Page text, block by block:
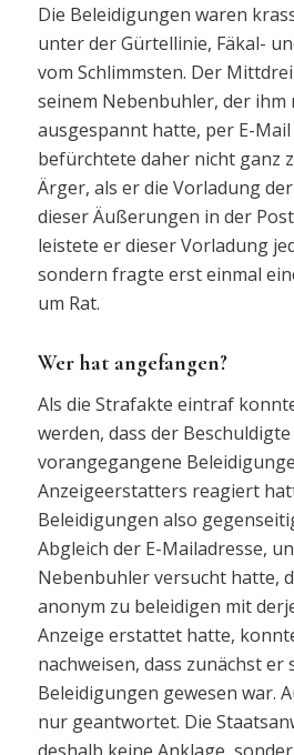
Die Beleidigungen waren
unter der Gürtellinie, Fäkal-
vom Schlimmsten. Der
seinem Nebenbuhler, der ihm
ausgespannt hatte, per E-Mail
befürchtete daher nicht ganz
Ärger, als er die Vorladung
dieser Äußerungen in der
leistete er dieser Vorladung
sondern fragte erst einmal
um Rat.
Wer hat angefangen?
Als die Strafakte eintraf
werden, dass der
vorangegangene
Anzeigeerstatters reagiert
Beleidigungen also
Abgleich der E-Mailadresse,
Nebenbuhler versucht hatte,
anonym zu beleidigen mit
Anzeige erstattet hatte,
nachweisen, dass zunächst er
Beleidigungen gewesen war.
nur geantwortet. Die